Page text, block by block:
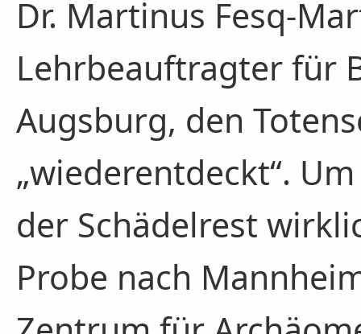
Dr. Martinus Fesq-
Lehrbeauftragter für
Augsburg, den
„wiederentdeckt“.
der Schädelrest
Probe nach